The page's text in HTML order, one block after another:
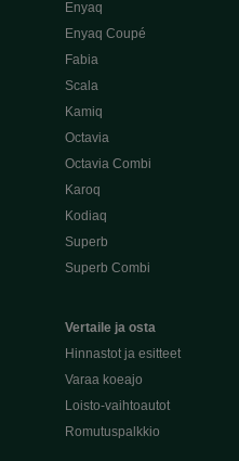
Enyaq
Enyaq Coupé
Fabia
Scala
Kamiq
Octavia
Octavia Combi
Karoq
Kodiaq
Superb
Superb Combi
Vertaile ja osta
Hinnastot ja esitteet
Varaa koeajo
Loisto-vaihtoautot
Romutuspalkkio